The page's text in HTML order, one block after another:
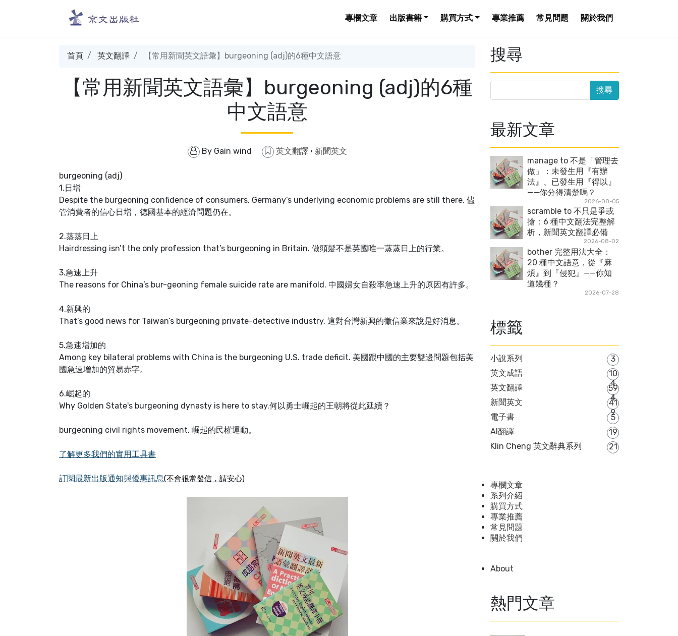
專欄文章 出版書籍 購買方式 專業推薦 常見問題 關於我們
首頁 英文翻譯 【常用新聞英文語彙】burgeoning (adj)的6種中文語意
【常用新聞英文語彙】burgeoning (adj)的6種
中文語意
By Gain wind 英文翻譯 · 新聞英文
burgeoning (adj)
1.日增
Despite the burgeoning confidence of consumers, Germany’s underlying economic problems are still there. 儘
管消費者的信心日增，德國基本的經濟問題仍在。
2.蒸蒸日上
Hairdressing isn’t the only profession that’s burgeoning in Britain. 做頭髮不是英國唯一蒸蒸日上的行業。
3.急速上升
The reasons for China’s bur-geoning female suicide rate are manifold. 中國婦女自殺率急速上升的原因有許多。
4.新興的
That’s good news for Taiwan’s burgeoning private-detective industry. 這對台灣新興的徵信業來說是好消息。
5.急速增加的
Among key bilateral problems with China is the burgeoning U.S. trade deficit. 美國跟中國的主要雙邊問題包括美
國急速增加的貿易赤字。
6.崛起的
Why Golden State's burgeoning dynasty is here to stay.何以勇士崛起的王朝將從此延續？
burgeoning civil rights movement. 崛起的民權運動。
了解更多我們的實用工具書
訂閱最新出版通知與優惠訊息(不會很常發信，請安心)
搜尋
最新文章
manage to 不是「管理去
做」：未發生用『有辦
法』、已發生用『得以』
——你分得清楚嗎？
2026-08-05
scramble to 不只是爭或
搶：6 種中文翻法完整解
析，新聞英文翻譯必備
2026-08-02
bother 完整用法大全：
20 種中文語意，從『麻
煩』到『侵犯』——你知
道幾種？
2026-07-28
標籤
小說系列
3
英文成語
10
4
英文翻譯
59
4
新聞英文
41
9
電子書
5
AI翻譯
19
Klin Cheng 英文辭典系列
21
專欄文章
系列介紹
購買方式
專業推薦
常見問題
關於我們
About
熱門文章